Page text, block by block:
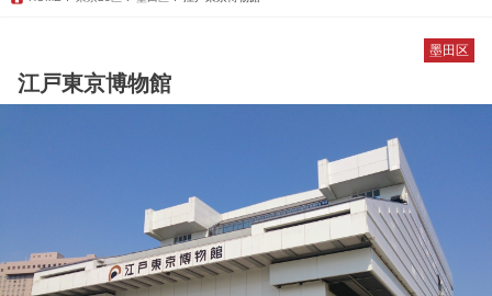
墨田区
江戸東京博物館